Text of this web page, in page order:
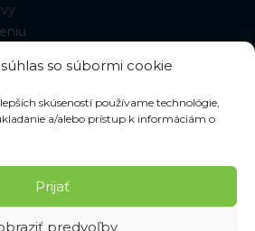
so súbormi cookie
skúseností používame technológie,
a/alebo prístup k informáciám o
Prijať
predvoľby
s. r. o., všetky práva vyhradené.